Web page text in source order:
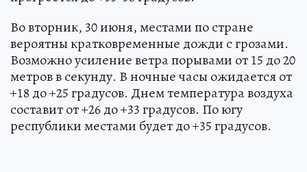
Во вторник, 30 июня, местами по стране
вероятны кратковременные дожди с грозами.
Возможно усиление ветра порывами от 15 до 20
метров в секунду. В ночные часы ожидается от
+18 до +25 градусов. Днем температура воздуха
составит от +26 до +33 градусов. По югу
республики местами будет до +35 градусов.